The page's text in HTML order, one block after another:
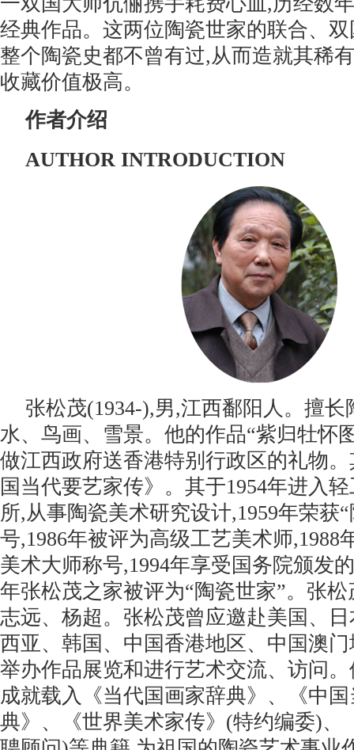
经典作品。这两位陶瓷世家的联合、
整个陶瓷史都不曾有过,从而造就其稀
收藏价值极高。
作者介绍
AUTHOR INTRODUCTION
张松茂(1934-),男,江西鄱阳人。擅
水、鸟画、雪景。他的作品“紫归牡怀
做江西政府送香港特别行政区的礼物
国当代要艺家传》。其于1954年进入
所,从事陶瓷美术研究设计,1959年荣获
号,1986年被评为高级工艺美术师,1988
美术大师称号,1994年享受国务院颁发
年张松茂之家被评为“陶瓷世家”。张
志远、杨超。张松茂曾应邀赴美国、
西亚、韩国、中国香港地区、中国澳
举办作品展览和进行艺术交流、访问
成就载入《当代国画家辞典》、《中
典》、《世界美术家传》(特约编委)、